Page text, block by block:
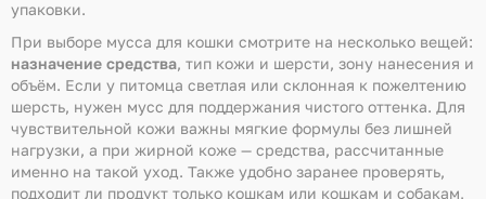
упаковки.
При выборе мусса для кошки смотрите на несколько вещей:
назначение средства, тип кожи и шерсти, зону нанесения и
объём. Если у питомца светлая или склонная к пожелтению
шерсть, нужен мусс для поддержания чистого оттенка. Для
чувствительной кожи важны мягкие формулы без лишней
нагрузки, а при жирной коже — средства, рассчитанные
именно на такой уход. Также удобно заранее проверять,
подходит ли продукт только кошкам или кошкам и собакам,